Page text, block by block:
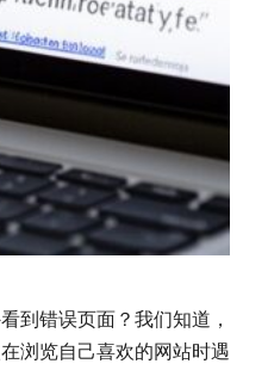
到错误页面？我们知道，
浏览自己喜欢的网站时遇